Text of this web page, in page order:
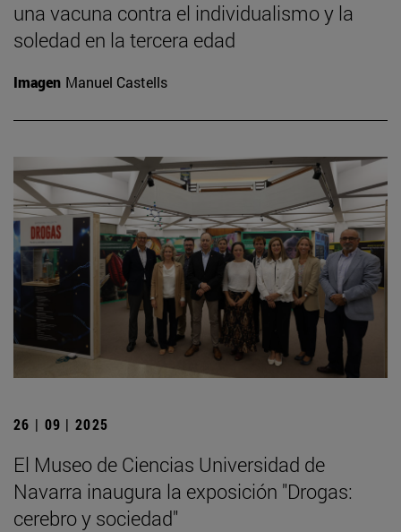
una vacuna contra el individualismo y la
soledad en la tercera edad
Imagen Manuel Castells
26 | 09 | 2025
El Museo de Ciencias Universidad de
Navarra inaugura la exposición "Drogas:
cerebro y sociedad"